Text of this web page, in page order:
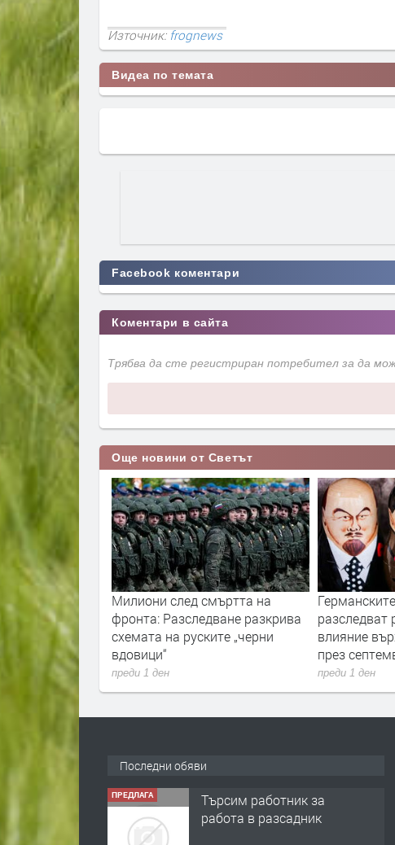
Източник: frognews
Видеа по темата
Facebook коментари
Коментари в сайта
Трябва да сте регистриран потребител за да
Още новини от Светът
vs.
Милиони след смъртта на
фронта: Разследване разкрива
схемата на руските „черни
вдовици“
преди 1 ден
Германските
разследват руски
влияние върху
през септември
преди 1 ден
Последни обяви
ПРЕДЛАГА
Търсим работник за
работа в разсадник